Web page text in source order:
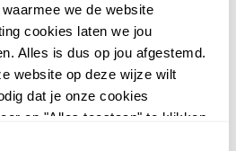
we de website
cookies laten we jou
Alles is dus op jou afgestemd.
website op deze wijze wilt
dat je onze cookies
op "Alles toestaan" te klikken.